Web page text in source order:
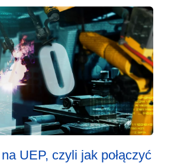
UEP, czyli jak połączyć